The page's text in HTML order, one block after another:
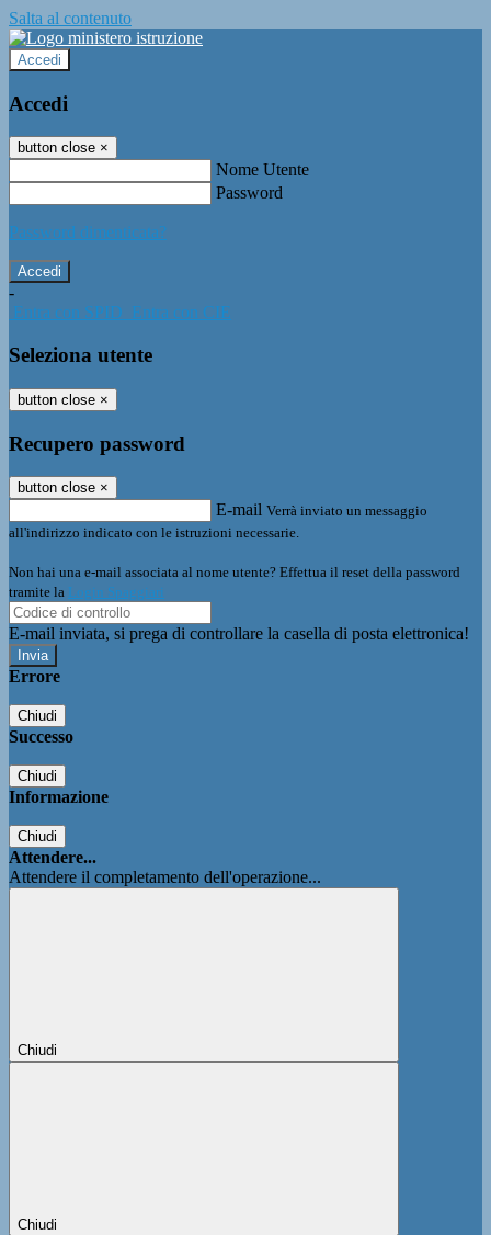
Salta al contenuto
Accedi
Accedi
button close ×
Nome Utente
Password
Password dimenticata?
-
Entra con SPID Entra con CIE
Seleziona utente
button close ×
Recupero password
button close ×
E-mail Verrà inviato un messaggio
all'indirizzo indicato con le istruzioni necessarie.
Non hai una e-mail associata al nome utente? Effettua il reset della password
tramite la Login Spaggiari
E-mail inviata, si prega di controllare la casella di posta elettronica!
Errore
Chiudi
Successo
Chiudi
Informazione
Chiudi
Attendere...
Attendere il completamento dell'operazione...
Chiudi
Chiudi